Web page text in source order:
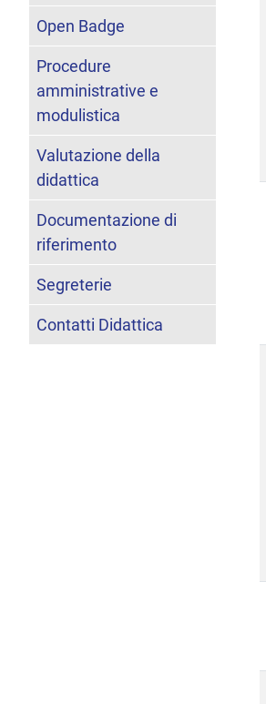
Open Badge
Procedure
amministrative e
modulistica
Valutazione della
didattica
Documentazione di
riferimento
Segreterie
Contatti Didattica